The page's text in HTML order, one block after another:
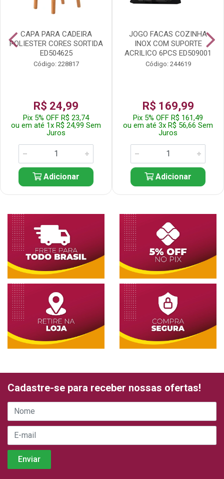
CAPA PARA CADEIRA
POLIESTER CORES SORTIDA
ED504625
Código: 228817
R$ 24,99
Pix 5% OFF R$ 23,74
ou em até 1x R$ 24,99 Sem
Juros
Adicionar
JOGO FACAS COZINHA
INOX COM SUPORTE
ACRILICO 6PCS ED509001
Código: 244619
R$ 169,99
Pix 5% OFF R$ 161,49
ou em até 3x R$ 56,66 Sem
Juros
Adicionar
Cadastre-se para receber nossas ofertas!